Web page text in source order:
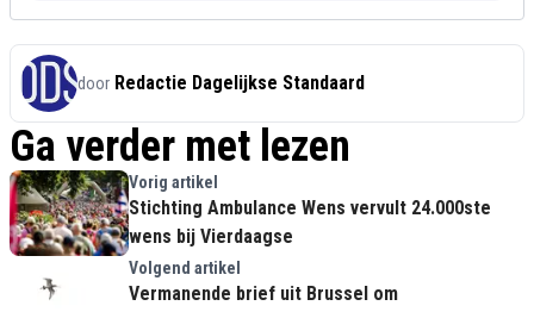
door Redactie Dagelijkse Standaard
Ga verder met lezen
Vorig artikel
Stichting Ambulance Wens vervult 24.000ste
wens bij Vierdaagse
Volgend artikel
Vermanende brief uit Brussel om